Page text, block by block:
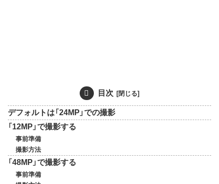
目次
デフォルトは「24MP」での撮影
「12MP」で撮影する
事前準備
撮影方法
「48MP」で撮影する
事前準備